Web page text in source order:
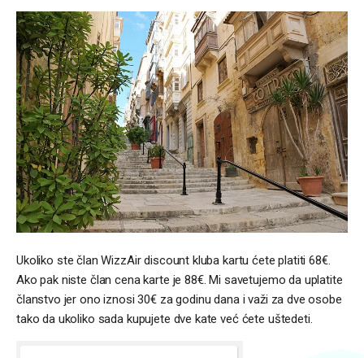
Ukoliko ste član WizzAir discount kluba kartu ćete platiti 68€.
Ako pak niste član cena karte je 88€. Mi savetujemo da uplatite
članstvo jer ono iznosi 30€ za godinu dana i važi za dve osobe
tako da ukoliko sada kupujete dve kate već ćete uštedeti.